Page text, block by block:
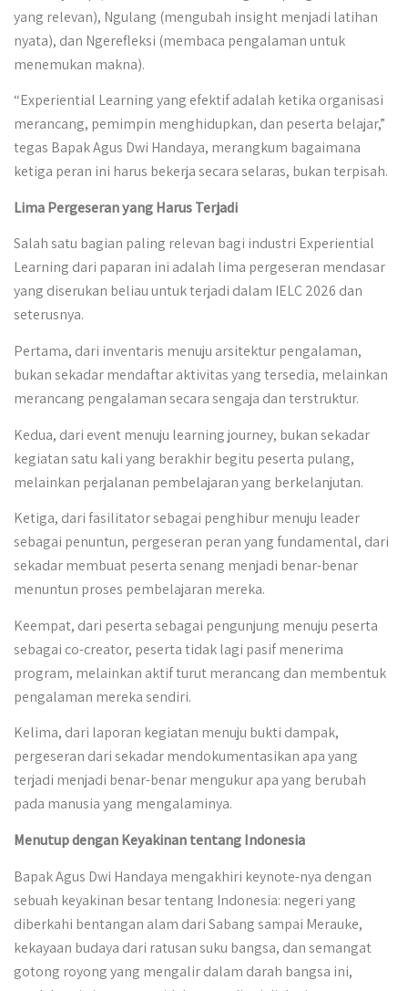
yang relevan), Ngulang (mengubah insight menjadi latihan
nyata), dan Ngerefleksi (membaca pengalaman untuk
menemukan makna).
“Experiential Learning yang efektif adalah ketika organisasi
merancang, pemimpin menghidupkan, dan peserta belajar,”
tegas Bapak Agus Dwi Handaya, merangkum bagaimana
ketiga peran ini harus bekerja secara selaras, bukan terpisah.
Lima Pergeseran yang Harus Terjadi
Salah satu bagian paling relevan bagi industri Experiential
Learning dari paparan ini adalah lima pergeseran mendasar
yang diserukan beliau untuk terjadi dalam IELC 2026 dan
seterusnya.
Pertama, dari inventaris menuju arsitektur pengalaman,
bukan sekadar mendaftar aktivitas yang tersedia, melainkan
merancang pengalaman secara sengaja dan terstruktur.
Kedua, dari event menuju learning journey, bukan sekadar
kegiatan satu kali yang berakhir begitu peserta pulang,
melainkan perjalanan pembelajaran yang berkelanjutan.
Ketiga, dari fasilitator sebagai penghibur menuju leader
sebagai penuntun, pergeseran peran yang fundamental, dari
sekadar membuat peserta senang menjadi benar-benar
menuntun proses pembelajaran mereka.
Keempat, dari peserta sebagai pengunjung menuju peserta
sebagai co-creator, peserta tidak lagi pasif menerima
program, melainkan aktif turut merancang dan membentuk
pengalaman mereka sendiri.
Kelima, dari laporan kegiatan menuju bukti dampak,
pergeseran dari sekadar mendokumentasikan apa yang
terjadi menjadi benar-benar mengukur apa yang berubah
pada manusia yang mengalaminya.
Menutup dengan Keyakinan tentang Indonesia
Bapak Agus Dwi Handaya mengakhiri keynote-nya dengan
sebuah keyakinan besar tentang Indonesia: negeri yang
diberkahi bentangan alam dari Sabang sampai Merauke,
kekayaan budaya dari ratusan suku bangsa, dan semangat
gotong royong yang mengalir dalam darah bangsa ini,